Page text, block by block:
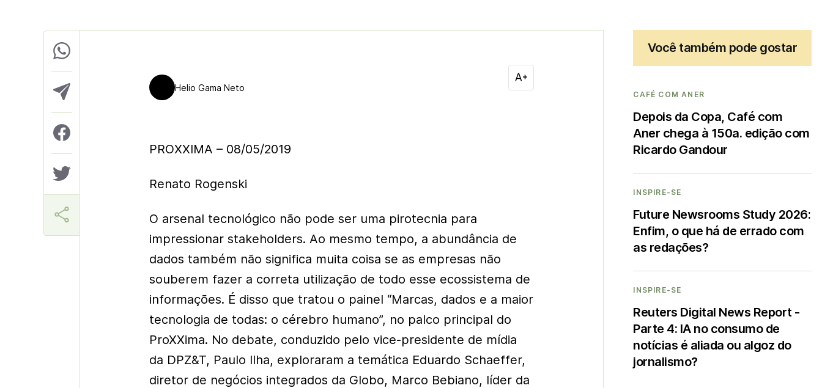
Helio Gama Neto
PROXXIMA – 08/05/2019
Renato Rogenski
O arsenal tecnológico não pode ser uma pirotecnia para
impressionar stakeholders. Ao mesmo tempo, a abundância de
dados também não significa muita coisa se as empresas não
souberem fazer a correta utilização de todo esse ecossistema de
informações. É disso que tratou o painel “Marcas, dados e a maior
tecnologia de todas: o cérebro humano”, no palco principal do
ProXXima. No debate, conduzido pelo vice-presidente de mídia
da DPZ&T, Paulo Ilha, exploraram a temática Eduardo Schaeffer,
diretor de negócios integrados da Globo, Marco Bebiano, líder da
Você também pode gostar
CAFÉ COM ANER
Depois da Copa, Café com
Aner chega à 150a. edição com
Ricardo Gandour
INSPIRE-SE
Future Newsrooms Study 2026:
Enfim, o que há de errado com
as redações?
INSPIRE-SE
Reuters Digital News Report -
Parte 4: IA no consumo de
notícias é aliada ou algoz do
jornalismo?